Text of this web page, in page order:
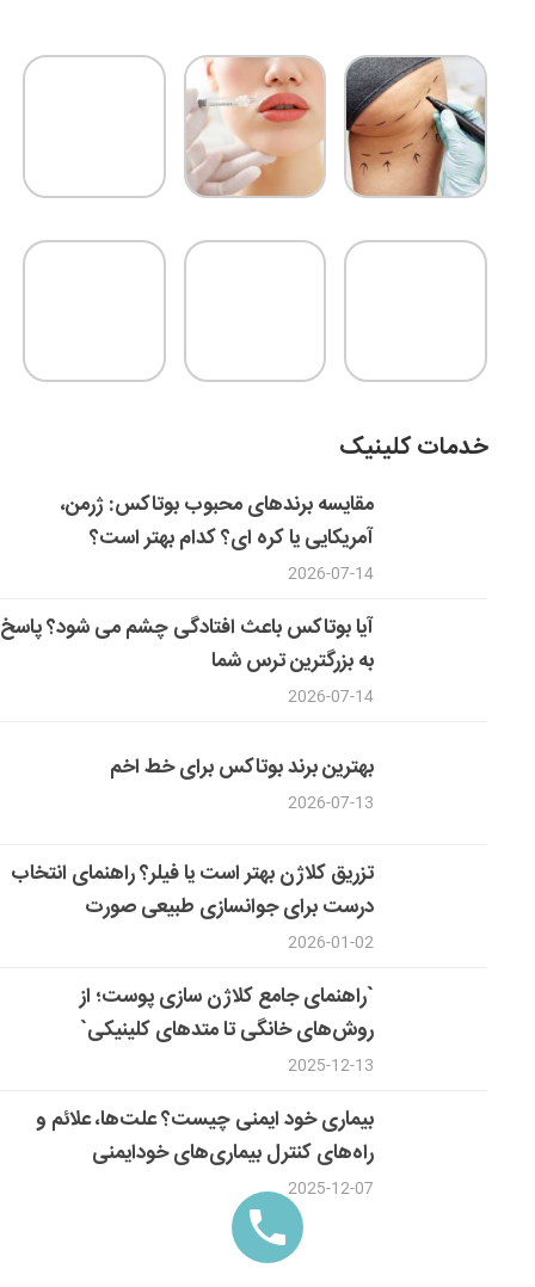
خدمات کلینیک
مقایسه برندهای محبوب بوتاکس: ژرمن،
آمریکایی یا کره ای؟ کدام بهتر است؟
2026-07-14
آیا بوتاکس باعث افتادگی چشم می شود؟ پاسخ
به بزرگترین ترس شما
2026-07-14
بهترین برند بوتاکس برای خط اخم
2026-07-13
تزریق کلاژن بهتر است یا فیلر؟ راهنمای انتخاب
درست برای جوانسازی طبیعی صورت
2026-01-02
`راهنمای جامع کلاژن سازی پوست؛ از
روش‌های خانگی تا متدهای کلینیکی`
2025-12-13
بیماری خود ایمنی چیست؟ علت‌ها، علائم و
راه‌های کنترل بیماری‌های خودایمنی
2025-12-07